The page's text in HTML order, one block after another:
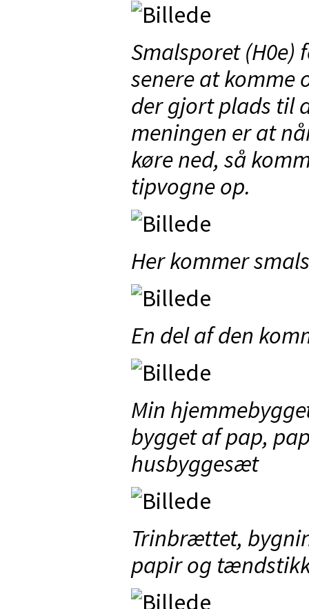
Smalsporet
senere at komme
der gjort plads til
meningen er at
køre ned, så
tipvogne op.
Her kommer
En del af den
Min
bygget af pap,
husbyggesæt
Trinbrættet,
papir og